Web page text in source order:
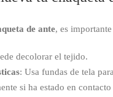
de ante, es
decolorar el tejido.
: Usa fundas de tela
si ha estado en